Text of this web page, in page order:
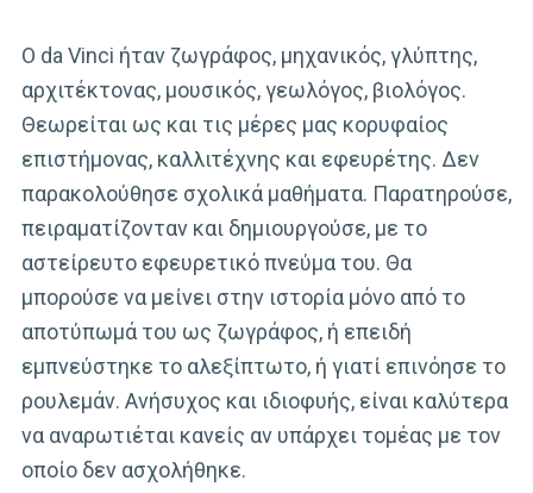
Ο da Vinci ήταν ζωγράφος, μηχανικός, γλύπτης,
αρχιτέκτονας, μουσικός, γεωλόγος, βιολόγος.
Θεωρείται ως και τις μέρες μας κορυφαίος
επιστήμονας, καλλιτέχνης και εφευρέτης. Δεν
παρακολούθησε σχολικά μαθήματα. Παρατηρούσε,
πειραματίζονταν και δημιουργούσε, με το
αστείρευτο εφευρετικό πνεύμα του. Θα
μπορούσε να μείνει στην ιστορία μόνο από το
αποτύπωμά του ως ζωγράφος, ή επειδή
εμπνεύστηκε το αλεξίπτωτο, ή γιατί επινόησε το
ρουλεμάν. Ανήσυχος και ιδιοφυής, είναι καλύτερα
να αναρωτιέται κανείς αν υπάρχει τομέας με τον
οποίο δεν ασχολήθηκε.